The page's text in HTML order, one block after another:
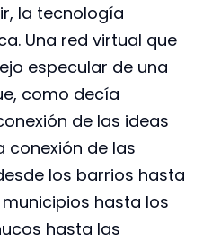
la tecnología
Una red virtual que
especular de una
como decía
de las ideas
conexión de las
los barrios hasta
hasta los
hasta las